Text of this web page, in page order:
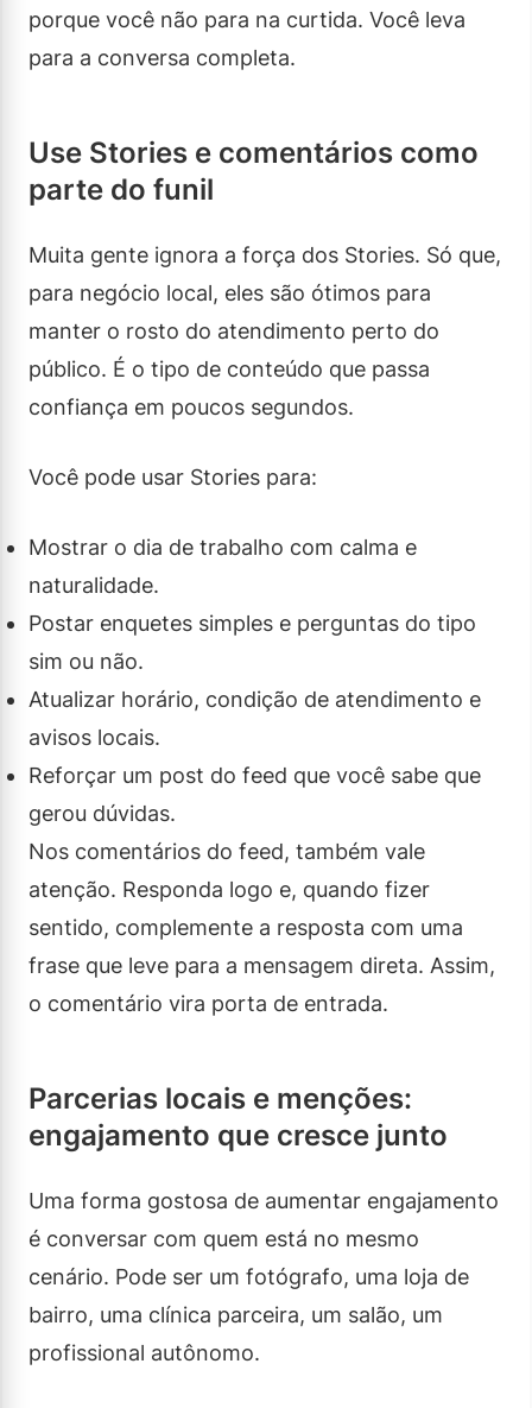
porque você não para na curtida. Você leva
para a conversa completa.
Use Stories e comentários como
parte do funil
Muita gente ignora a força dos Stories. Só que,
para negócio local, eles são ótimos para
manter o rosto do atendimento perto do
público. É o tipo de conteúdo que passa
confiança em poucos segundos.
Você pode usar Stories para:
Mostrar o dia de trabalho com calma e
naturalidade.
Postar enquetes simples e perguntas do tipo
sim ou não.
Atualizar horário, condição de atendimento e
avisos locais.
Reforçar um post do feed que você sabe que
gerou dúvidas.
Nos comentários do feed, também vale
atenção. Responda logo e, quando fizer
sentido, complemente a resposta com uma
frase que leve para a mensagem direta. Assim,
o comentário vira porta de entrada.
Parcerias locais e menções:
engajamento que cresce junto
Uma forma gostosa de aumentar engajamento
é conversar com quem está no mesmo
cenário. Pode ser um fotógrafo, uma loja de
bairro, uma clínica parceira, um salão, um
profissional autônomo.